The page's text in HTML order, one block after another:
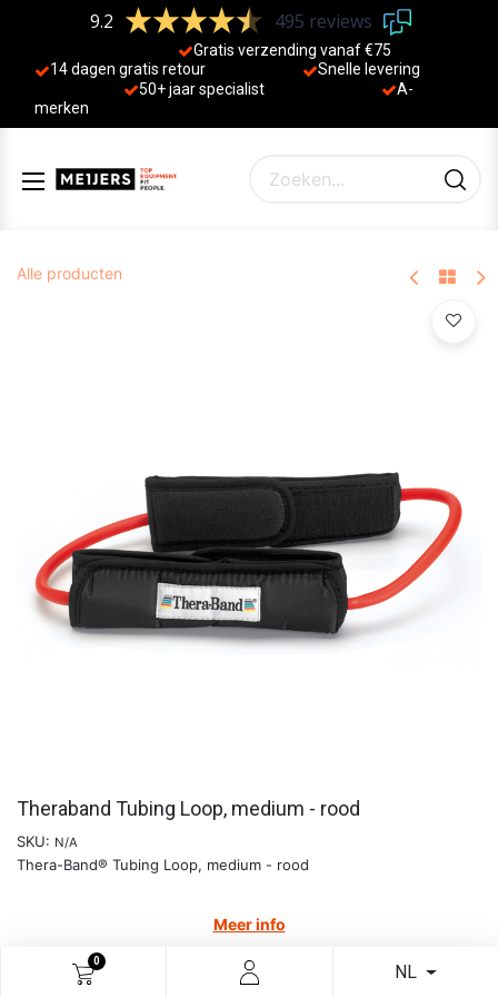
0
NL
9.2 495 reviews
Gratis verzending vanaf €75
14 dagen gratis retour
Sne lle levering
50+ jaar specialist
A-
merken
Alle producten
Theraband Tubing Loop, medium - rood
SKU: N/A
Thera-Band® Tubing Loop, medium - rood
Meer info
18,65